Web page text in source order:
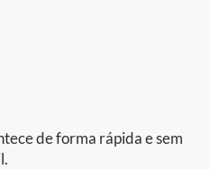
de forma rápida e sem